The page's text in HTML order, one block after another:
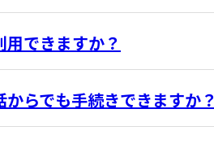
用できますか？
らでも手続きできますか？